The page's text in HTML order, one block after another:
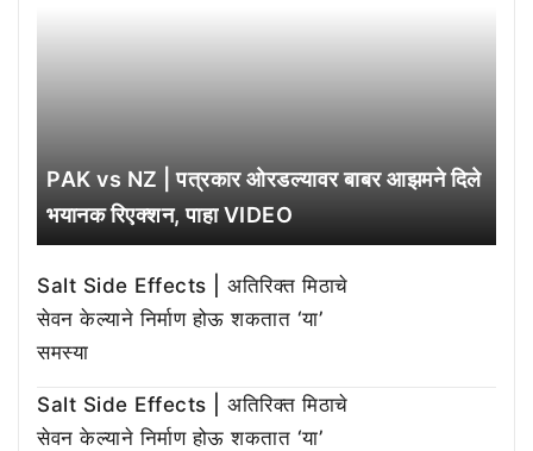
PAK vs NZ | पत्रकार ओरडल्यावर बाबर आझमने दिले
भयानक रिएक्शन, पाहा VIDEO
Salt Side Effects | अतिरिक्त मिठाचे
सेवन केल्याने निर्माण होऊ शकतात ‘या’
समस्या
Salt Side Effects | अतिरिक्त मिठाचे
सेवन केल्याने निर्माण होऊ शकतात ‘या’